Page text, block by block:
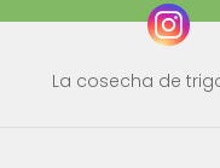
La cosecha de